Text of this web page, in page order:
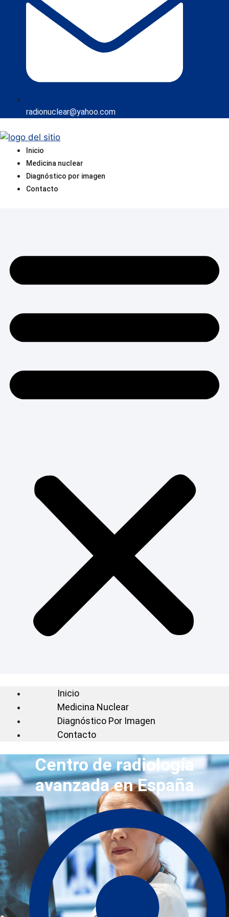
radionuclear@yahoo.com
Inicio
Medicina nuclear
Diagnóstico por imagen
Contacto
Inicio
Medicina Nuclear
Diagnóstico Por Imagen
Contacto
Centro de radiología
avanzada en España